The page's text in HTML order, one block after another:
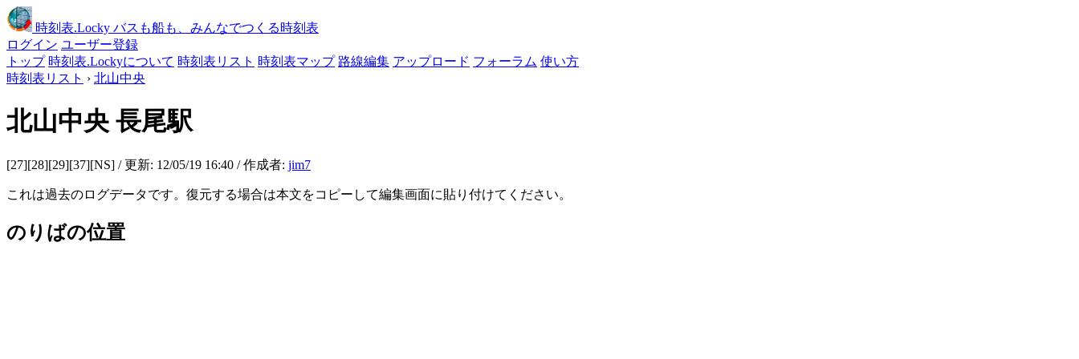
時刻表.Locky バスも船も、みんなでつくる時刻表
ログイン ユーザー登録
トップ 時刻表.Lockyについて 時刻表リスト 時刻表マップ 路線編集 アップロード フォーラム 使い方
時刻表リスト › 北山中央
北山中央 長尾駅
[27][28][29][37][NS] / 更新: 12/05/19 16:40 / 作成者: jim7
これは過去のログデータです。復元する場合は本文をコピーして編集画面に貼り付けてください。
のりばの位置